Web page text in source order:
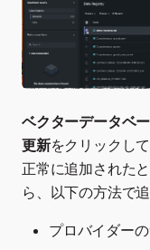
ベクターデータベ
更新をクリックし
正常に追加された
ら、以下の方法で
プロバイダー